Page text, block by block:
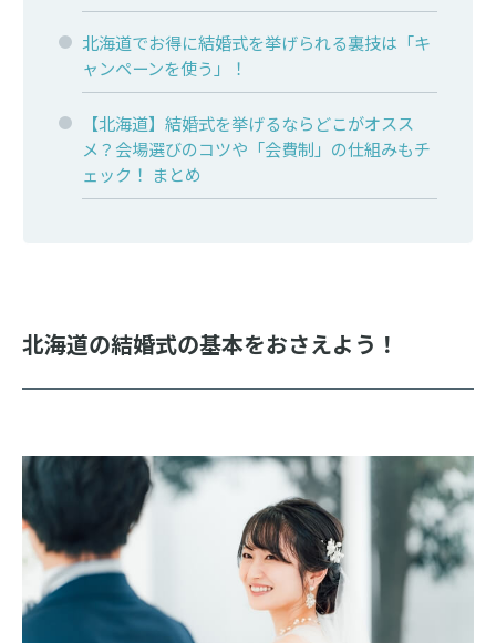
北海道でお得に結婚式を挙げられる裏技は「キ
ャンペーンを使う」！
【北海道】結婚式を挙げるならどこがオスス
メ？会場選びのコツや「会費制」の仕組みもチ
ェック！ まとめ
北海道の結婚式の基本をおさえよう！